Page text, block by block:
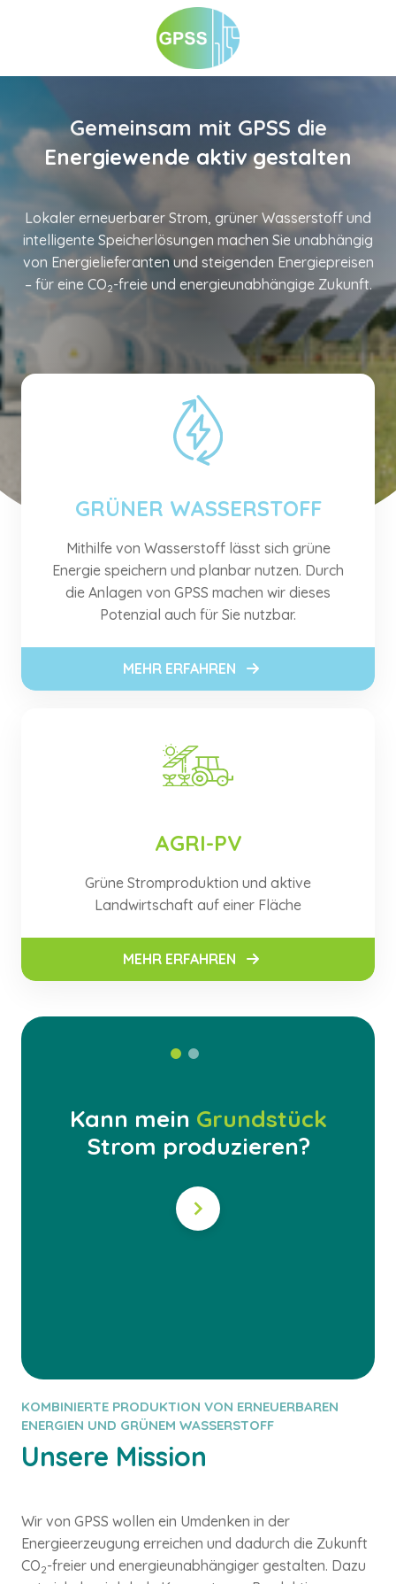
Gemeinsam mit GPSS die
Energiewende aktiv gestalten
Lokaler erneuerbarer Strom, grüner Wasserstoff und
intelligente Speicherlösungen machen Sie unabhängig
von Energielieferanten und steigenden Energiepreisen
– für eine CO2-freie und energieunabhängige Zukunft.
GRÜNER WASSERSTOFF
Mithilfe von Wasserstoff lässt sich grüne
Energie speichern und planbar nutzen. Durch
die Anlagen von GPSS machen wir dieses
Potenzial auch für Sie nutzbar.
MEHR ERFAHREN
AGRI-PV
Grüne Stromproduktion und aktive
Landwirtschaft auf einer Fläche
MEHR ERFAHREN
Kann mein Grundstück
Strom produzieren?
KOMBINIERTE PRODUKTION VON ERNEUERBAREN
ENERGIEN UND GRÜNEM WASSERSTOFF
Unsere Mission
Wir von GPSS wollen ein Umdenken in der
Energieerzeugung erreichen und dadurch die Zukunft
CO2-freier und energieunabhängiger gestalten. Dazu